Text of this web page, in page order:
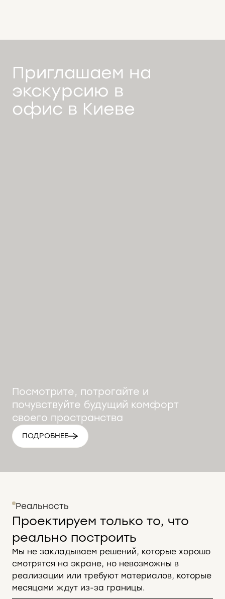
Приглашаем на
экскурсию в
офис в Киеве
Посмотрите, потрогайте и
почувствуйте будущий комфорт
своего пространства
ПОДРОБНЕЕ
Реальность
Проектируем только то, что
реально построить
Мы не закладываем решений, которые хорошо
смотрятся на экране, но невозможны в
реализации или требуют материалов, которые
месяцами ждут из-за границы.